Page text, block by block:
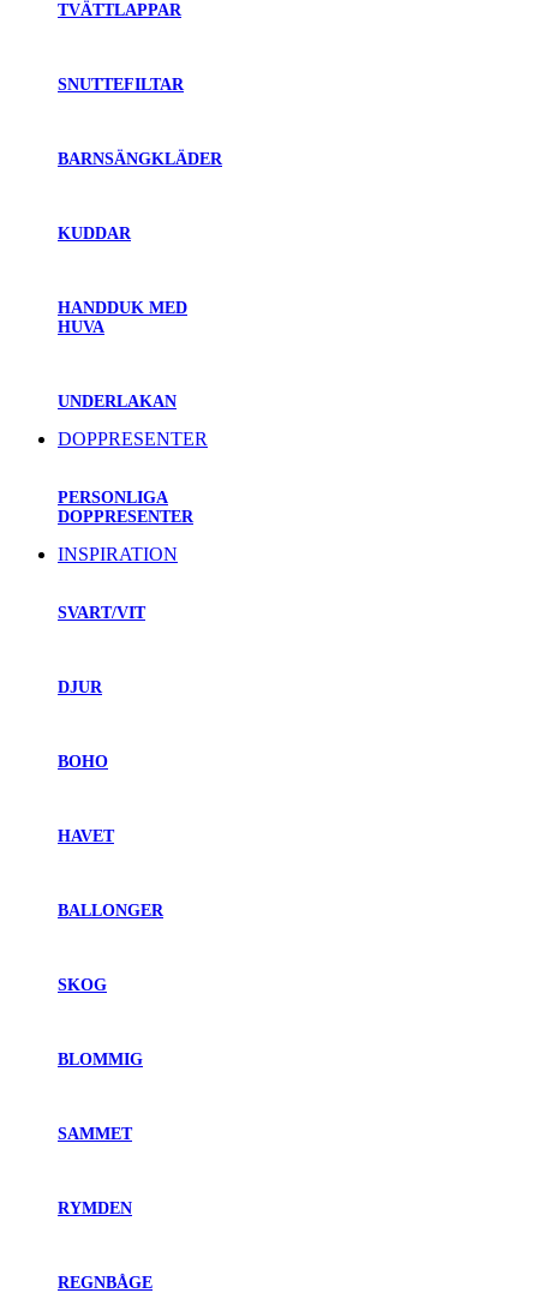
TVÄTTLAPPAR
SNUTTEFILTAR
BARNSÄNGKLÄDER
KUDDAR
HANDDUK MED
HUVA
UNDERLAKAN
DOPPRESENTER
PERSONLIGA
DOPPRESENTER
INSPIRATION
SVART/VIT
DJUR
BOHO
HAVET
BALLONGER
SKOG
BLOMMIG
SAMMET
RYMDEN
REGNBÅGE